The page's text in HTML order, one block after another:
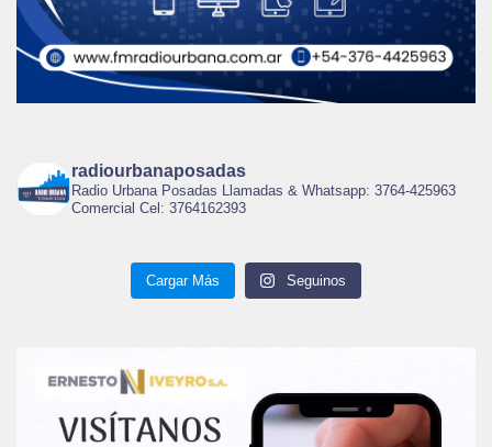
radiourbanaposadas
Radio Urbana Posadas Llamadas & Whatsapp: 3764-425963
Comercial Cel: 3764162393
Cargar Más Seguinos